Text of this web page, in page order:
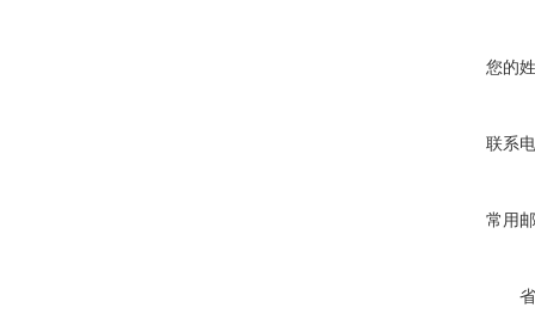
您的
联系
常用